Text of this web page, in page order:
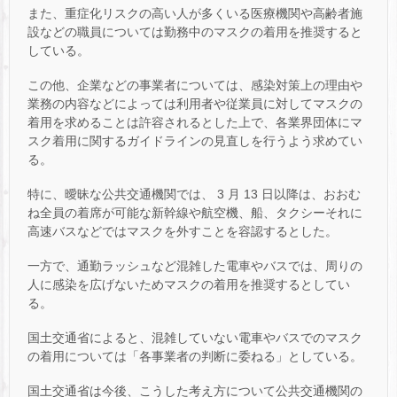
また、重症化リスクの高い人が多くいる医療機関や高齢者施
設などの職員については勤務中のマスクの着用を推奨すると
している。
この他、企業などの事業者については、感染対策上の理由や
業務の内容などによっては利用者や従業員に対してマスクの
着用を求めることは許容されるとした上で、各業界団体にマ
スク着用に関するガイドラインの見直しを行うよう求めてい
る。
特に、曖昧な公共交通機関では、 3 月 13 日以降は、おおむ
ね全員の着席が可能な新幹線や航空機、船、タクシーそれに
高速バスなどではマスクを外すことを容認するとした。
一方で、通勤ラッシュなど混雑した電車やバスでは、周りの
人に感染を広げないためマスクの着用を推奨するとしてい
る。
国土交通省によると、混雑していない電車やバスでのマスク
の着用については「各事業者の判断に委ねる」としている。
国土交通省は今後、こうした考え方について公共交通機関の